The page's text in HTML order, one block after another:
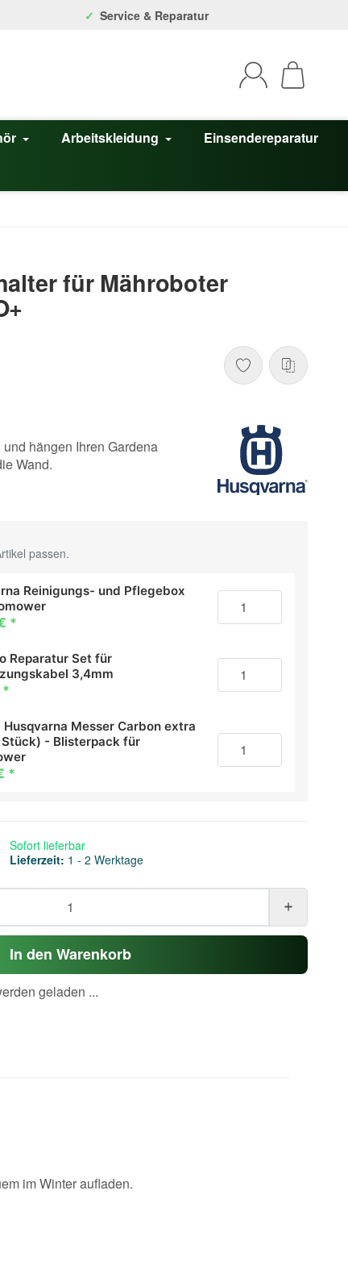
Service & Reparatur
Arbeitskleidung
Einsendereparatur
für Mähroboter
hängen Ihren Gardena
Wand.
passen.
Reinigungs- und Pflegebox
*
Reparatur Set für
3,4mm
*
Messer Carbon extra
- Blisterpack für
*
Sofort lieferbar
Lieferzeit: 1 - 2 Werktage
In den Warenkorb
geladen ...
im Winter aufladen.